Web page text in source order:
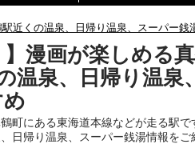
近くの温泉、日帰り温泉、スーパー銭
】漫画が楽しめる
温泉、日帰り温泉
町にある東海道本線などが走る駅
日帰り温泉、スーパー銭湯情報をご